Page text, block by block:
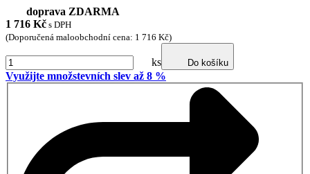
doprava ZDARMA
1 716 Kč s DPH
(Doporučená maloobchodní cena: 1 716 Kč)
ks Do košíku
Využijte množstevních slev až 8 %